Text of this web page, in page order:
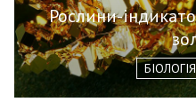
Рослини-
БІОЛОГІЯ